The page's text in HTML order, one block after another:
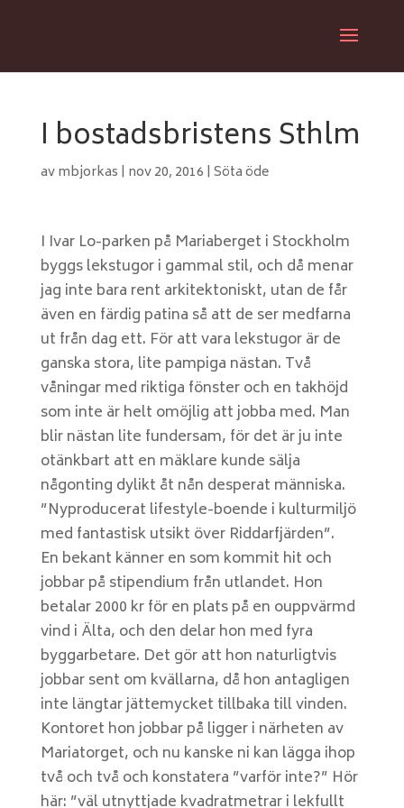
I bostadsbristens Sthlm
avmbjorkas | nov 20, 2016 | Söta öde
I Ivar Lo-parken på Mariaberget i Stockholm
byggs lekstugor i gammal stil, och då menar
jag inte bara rent arkitektoniskt, utan de får
även en färdig patina så att de ser medfarna
ut från dag ett. För att vara lekstugor är de
ganska stora, lite pampiga nästan. Två
våningar med riktiga fönster och en takhöjd
som inte är helt omöjlig att jobba med. Man
blir nästan lite fundersam, för det är ju inte
otänkbart att en mäklare kunde sälja
någonting dylikt åt nån desperat människa.
”Nyproducerat lifestyle-boende i kulturmiljö
med fantastisk utsikt över Riddarfjärden”.
En bekant känner en som kommit hit och
jobbar på stipendium från utlandet. Hon
betalar 2000 kr för en plats på en ouppvärmd
vind i Älta, och den delar hon med fyra
byggarbetare. Det gör att hon naturligtvis
jobbar sent om kvällarna, då hon antagligen
inte längtar jättemycket tillbaka till vinden.
Kontoret hon jobbar på ligger i närheten av
Mariatorget, och nu kanske ni kan lägga ihop
två och två och konstatera ”varför inte?” Hör
här: ”väl utnyttjade kvadratmetrar i lekfullt